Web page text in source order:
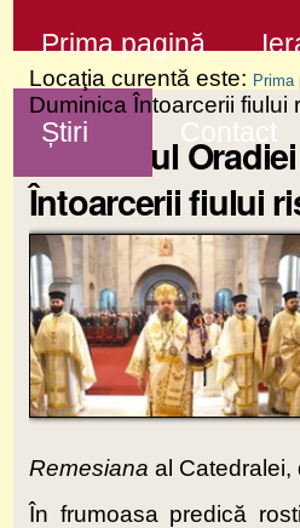
la
conţinut
Sari
la
navigare
Prima pagină
Știri Contact
Locaţia curentă este: Prima
Duminica Întoarcerii fiului
Chiriarhul
Întoarcerii fiului
Remesiana al Catedralei,
În frumoasa predică